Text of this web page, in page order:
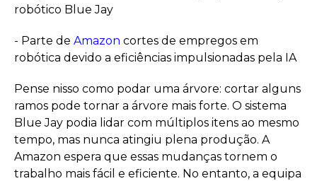
robótico Blue Jay
- Parte de Amazon cortes de empregos em
robótica devido a eficiências impulsionadas pela IA
Pense nisso como podar uma árvore: cortar alguns
ramos pode tornar a árvore mais forte. O sistema
Blue Jay podia lidar com múltiplos itens ao mesmo
tempo, mas nunca atingiu plena produção. A
Amazon espera que essas mudanças tornem o
trabalho mais fácil e eficiente. No entanto, a equipa